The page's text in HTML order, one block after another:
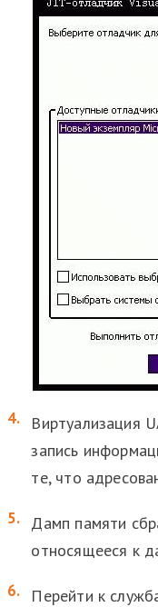
Виртуализация
запись
те, что
Дамп памяти
относящееся к
Перейти к